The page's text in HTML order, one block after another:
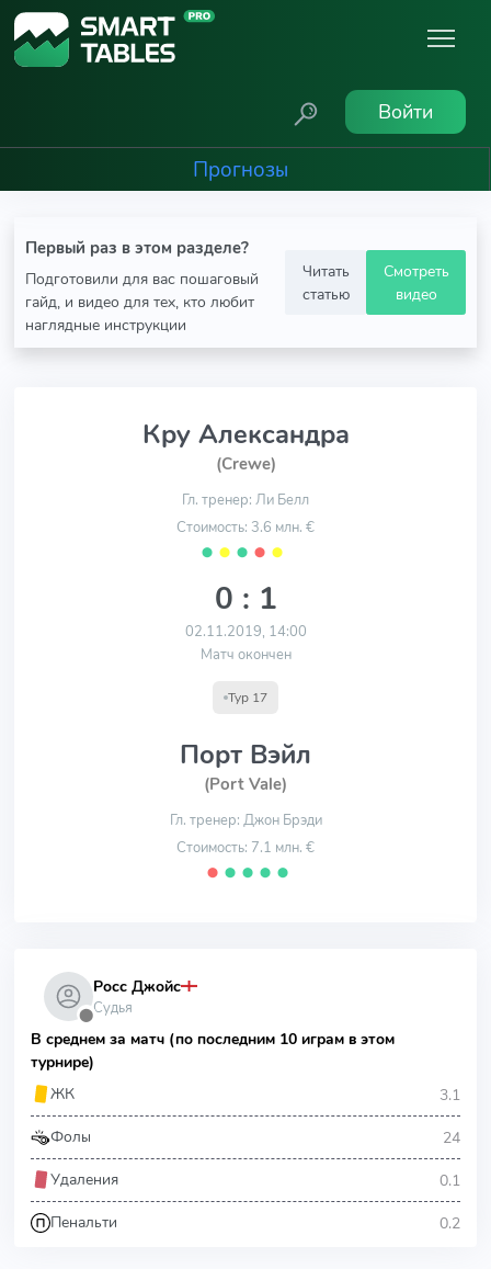
Войти
Прогнозы
Первый раз в этом разделе?
Подготовили для вас пошаговый
гайд, и видео для тех, кто любит
наглядные инструкции
Читать
статью
Смотреть
видео
Кру Александра
(Crewe)
Гл. тренер: Ли Белл
Стоимость: 3.6 млн. €
⬤ ⬤ ⬤ ⬤ ⬤
0 : 1
02.11.2019, 14:00
Матч окончен
Тур 17
Порт Вэйл
(Port Vale)
Гл. тренер: Джон Брэди
Стоимость: 7.1 млн. €
⬤ ⬤ ⬤ ⬤ ⬤
⬤
Росс Джойс
Судья
В среднем за матч (по последним 10 играм в этом
турнире)
ЖК
3.1
Фолы 24
Удаления 0.1
Пенальти 0.2